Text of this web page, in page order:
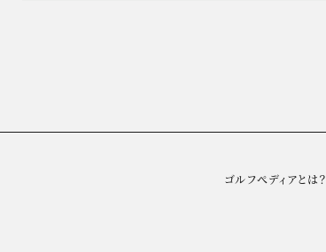
ゴルフぺディアとは？